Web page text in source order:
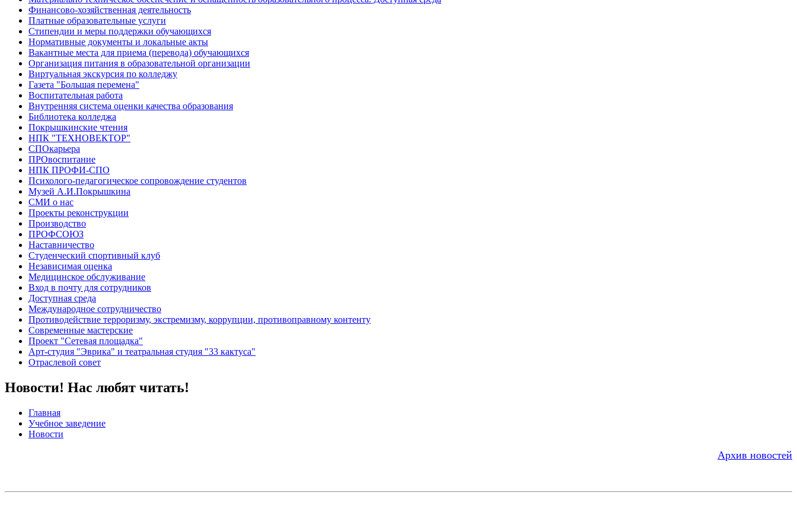
Финансово-хозяйственная деятельность
Платные образовательные услуги
Стипендии и меры поддержки обучающихся
Нормативные документы и локальные акты
Вакантные места для приема (перевода) обучающихся
Организация питания в образовательной организации
Виртуальная экскурсия по колледжу
Газета "Большая перемена"
Воспитательная работа
Внутренняя система оценки качества образования
Библиотека колледжа
Покрышкинские чтения
НПК "ТЕХНОВЕКТОР"
СПОкарьера
ПРОвоспитание
НПК ПРОФИ-СПО
Психолого-педагогическое сопровождение студентов
Музей А.И.Покрышкина
СМИ о нас
Проекты реконструкции
Производство
ПРОФСОЮЗ
Наставничество
Студенческий спортивный клуб
Независимая оценка
Медицинское обслуживание
Вход в почту для сотрудников
Доступная среда
Международное сотрудничество
Противодействие терроризму, экстремизму, коррупции, противоправному контенту
Современные мастерские
Проект "Сетевая площадка"
Арт-студия "Эврика" и театральная студия "33 кактуса"
Отраслевой совет
Новости! Нас любят читать!
Главная
Учебное заведение
Новости
Архив новостей